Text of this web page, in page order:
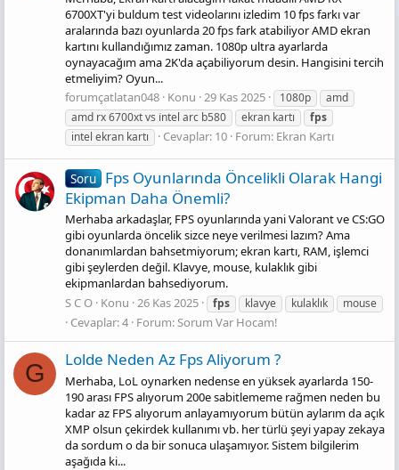
6700XT'yi buldum test videolarını izledim 10 fps farkı var
aralarında bazı oyunlarda 20 fps fark atabiliyor AMD ekran
kartını kullandığımız zaman. 1080p ultra ayarlarda
oynayacağım ama 2K'da açabiliyorum desin. Hangisini tercih
etmeliyim? Oyun...
forumçatlatan048 Konu 29 Kas 2025 1080p
amd
amd rx 6700xt vs i̇ntel arc b580
ekran kartı
fps
intel ekran kartı
Cevaplar: 10 Forum: Ekran Kartı
Soru Fps Oyunlarında Öncelikli Olarak Hangi
Ekipman Daha Önemli?
Merhaba arkadaşlar, FPS oyunlarında yani Valorant ve CS:GO
gibi oyunlarda öncelik sizce neye verilmesi lazım? Ama
donanımlardan bahsetmiyorum; ekran kartı, RAM, işlemci
gibi şeylerden değil. Klavye, mouse, kulaklık gibi
ekipmanlardan bahsediyorum.
S C O Konu 26 Kas 2025 fps klavye kulaklık mouse
Cevaplar: 4 Forum: Sorum Var Hocam!
G Lolde Neden Az Fps Aliyorum ?
Merhaba, LoL oynarken nedense en yüksek ayarlarda 150-
190 arası FPS alıyorum 200e sabitlememe rağmen neden bu
kadar az FPS alıyorum anlayamıyorum bütün aylarım da açık
XMP olsun çekirdek kullanımı vb. her türlü şeyi yapay zekaya
da sordum o da bir sonuca ulaşamıyor. Sistem bilgilerim
aşağıda ki...